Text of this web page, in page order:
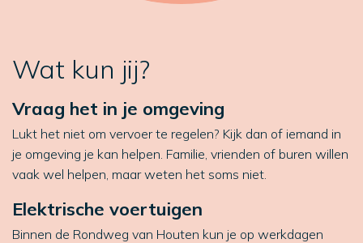
Wat kun jij?
Vraag het in je omgeving
Lukt het niet om vervoer te regelen? Kijk dan of iemand in
je omgeving je kan helpen. Familie, vrienden of buren willen
vaak wel helpen, maar weten het soms niet.
Elektrische voertuigen
Binnen de Rondweg van Houten kun je op werkdagen